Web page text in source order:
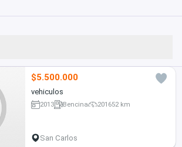
$5.500.000
vehiculos
2013 Bencina 201652 km
San Carlos